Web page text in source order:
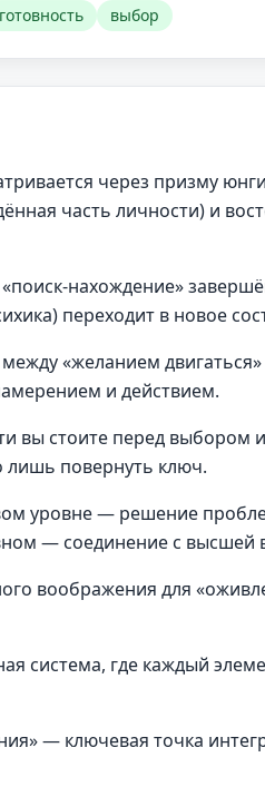
готовность выбор
через призму
часть личности) и
нахождение»
переходит в новое
«желанием
и действием.
вы стоите перед выбором
лишь повернуть ключ.
уровне — решение
— соединение с высшей
воображения для
система, где каждый
— ключевая точка